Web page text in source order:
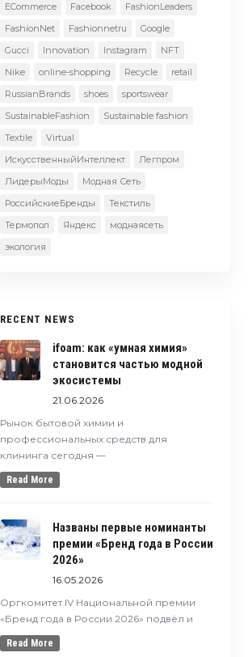
ECommerce
Facebook
FashionLeaders
FashionNet
Fashionnetru
Google
Gucci
Innovation Instagram
NFT
Nike
online-shopping Recycle
retail
RussianBrands
shoes
sportswear
SustainableFashion
Sustainable fashion
Textile
Virtual
ИскусственныйИнтеллект
Легпром
ЛидерыМоды
Модная Сеть
РоссийскиеБренды
Текстиль
Термопол
Яндекс
моднаясеть
экология
RECENT NEWS
ifoam: как «умная химия»
становится частью модной
экосистемы
21.06.2026
Рынок бытовой химии и
профессиональных средств для
клининга сегодня —
Read More
Названы первые номинанты
премии «Бренд года в России
2026»
16.05.2026
Оргкомитет IV Национальной премии
«Бренд года в России 2026» подвёл и
Read More